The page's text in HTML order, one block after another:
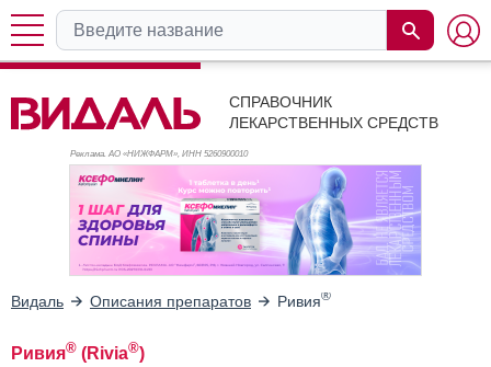
СПРАВОЧНИК
ЛЕКАРСТВЕННЫХ СРЕДСТВ
Реклама. АО «НИЖФАРМ», ИНН 5260900010
Видаль Описания препаратов Ривия®
Ривия® (Rivia®)